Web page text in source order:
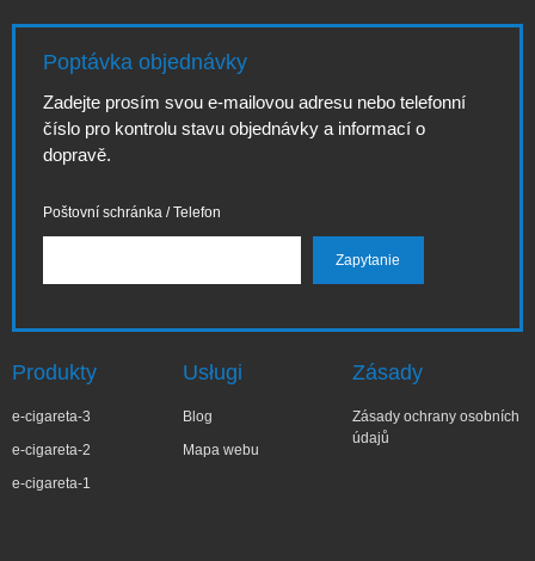
Poptávka objednávky
Zadejte prosím svou e-mailovou adresu nebo telefonní
číslo pro kontrolu stavu objednávky a informací o
dopravě.
Poštovní schránka / Telefon
Produkty
e-cigareta-3
e-cigareta-2
e-cigareta-1
Usługi
Blog
Mapa webu
Zásady
Zásady ochrany osobních
údajů